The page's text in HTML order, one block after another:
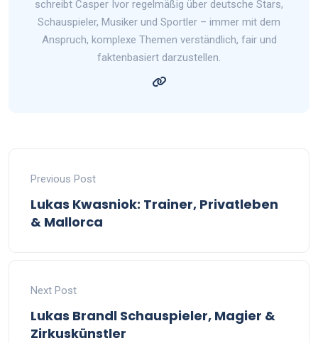
schreibt Casper Ivor regelmäßig über deutsche Stars,
Schauspieler, Musiker und Sportler – immer mit dem
Anspruch, komplexe Themen verständlich, fair und
faktenbasiert darzustellen.
Previous Post
Lukas Kwasniok: Trainer, Privatleben
& Mallorca
Next Post
Lukas Brandl Schauspieler, Magier &
Zirkuskünstler